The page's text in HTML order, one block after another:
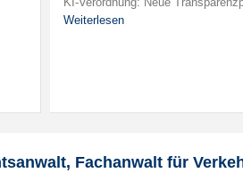
Weiterlesen
Fachanwalt für